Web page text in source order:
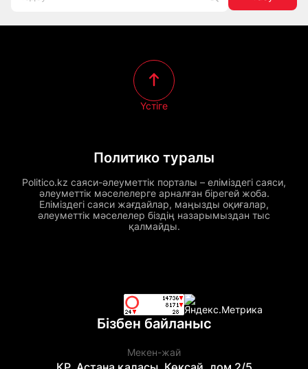
Политико туралы
Politico.kz саяси-әлеуметтік порталы – еліміздегі саяси,
әлеуметтік мәселелерге арналған бірегей жоба.
Еліміздегі саяси жағдайлар, маңызды оқиғалар,
әлеуметтік мәселелер біздің назарымыздан тыс
қалмайды.
Үстіге
Бізбен байланыс
Мекен-жай